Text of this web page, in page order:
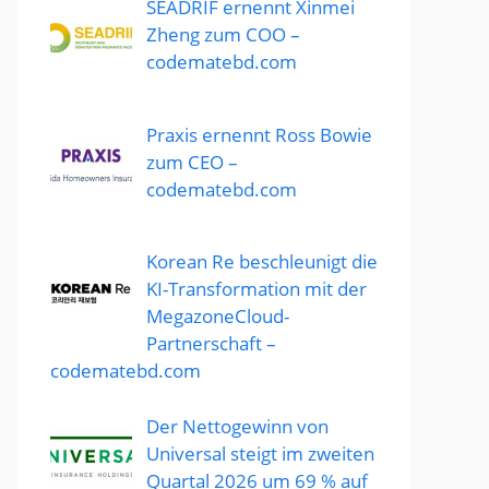
SEADRIF ernennt Xinmei
Zheng zum COO –
codematebd.com
Praxis ernennt Ross Bowie
zum CEO –
codematebd.com
Korean Re beschleunigt die
KI-Transformation mit der
MegazoneCloud-
Partnerschaft –
codematebd.com
Der Nettogewinn von
Universal steigt im zweiten
Quartal 2026 um 69 % auf